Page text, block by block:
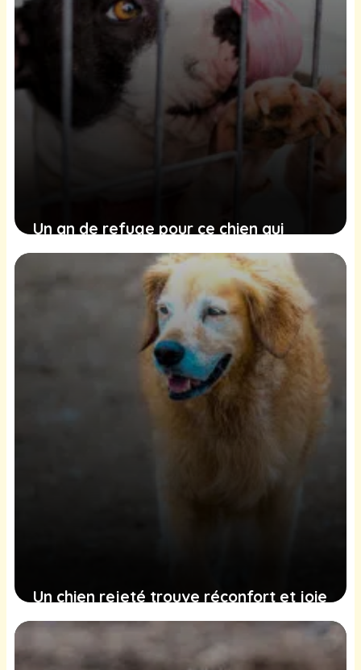
Un an de refuge pour ce chien qui
trouve du réconfort dans ses jouets
Un chien rejeté trouve réconfort et joie
dans une union imprévue
9 février 2025